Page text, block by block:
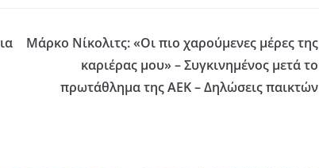
Μάρκο Νίκολιτς: «Οι πιο χαρούμενες μέρες της
καριέρας μου» – Συγκινημένος μετά το
πρωτάθλημα της ΑΕΚ – Δηλώσεις παικτών